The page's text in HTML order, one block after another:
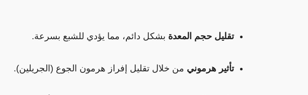
تقليل حجم المعدة بشكل دائم، مما يؤدي للشبع بسرعة.
تأثير هرموني من خلال تقليل إفراز هرمون الجوع (الجريلين).